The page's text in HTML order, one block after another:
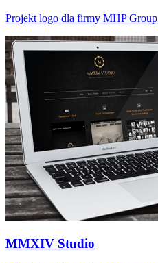
Projekt logo dla firmy MHP Group
MMXIV Studio